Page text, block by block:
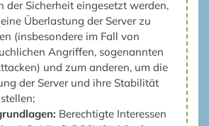
der Sicherheit eingesetzt werden,
Überlastung der Server zu
(insbesondere im Fall von
Angriffen, sogenannten
und zum anderen, um die
der Server und ihre Stabilität
Berechtigte Interessen